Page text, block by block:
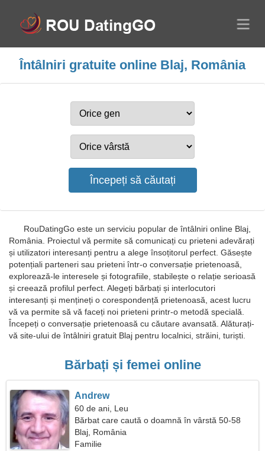
Întâlniri gratuite online Blaj, România
RouDatingGo este un serviciu popular de întâlniri online Blaj,
România. Proiectul vă permite să comunicați cu prieteni adevărați
și utilizatori interesanți pentru a alege însoțitorul perfect. Găsește
potențiali parteneri sau prieteni într-o conversație prietenoasă,
explorează-le interesele și fotografiile, stabilește o relație serioasă
și creează profilul perfect. Alegeți bărbați și interlocutori
interesanți și mențineți o corespondență prietenoasă, acest lucru
vă va permite să vă faceți noi prieteni printr-o metodă specială.
Începeți o conversație prietenoasă cu căutare avansată. Alăturați-
vă site-ului de întâlniri gratuit Blaj pentru localnici, străini, turiști.
Bărbați și femei online
Andrew
60 de ani, Leu
Bărbat care caută o doamnă în vârstă 50-58
Blaj, România
Familie